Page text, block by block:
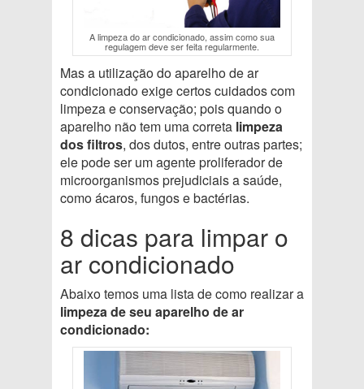
A limpeza do ar condicionado, assim como sua
regulagem deve ser feita regularmente.
Mas a utilização do aparelho de ar
condicionado exige certos cuidados com
limpeza e conservação; pois quando o
aparelho não tem uma correta limpeza
dos filtros, dos dutos, entre outras partes;
ele pode ser um agente proliferador de
microorganismos prejudiciais a saúde,
como ácaros, fungos e bactérias.
8 dicas para limpar o
ar condicionado
Abaixo temos uma lista de como realizar a
limpeza de seu aparelho de ar
condicionado: